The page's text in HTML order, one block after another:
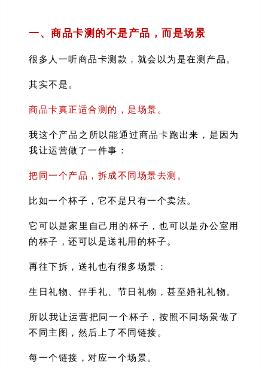
一、商品卡测的不是产品，而是场景
很多人一听商品卡测款，就会以为是在测产品。
其实不是。
商品卡真正适合测的，是场景。
我这个产品之所以能通过商品卡跑出来，是因为
我让运营做了一件事：
把同一个产品，拆成不同场景去测。
比如一个杯子，它不是只有一个卖法。
它可以是家里自己用的杯子，也可以是办公室用
的杯子，还可以是送礼用的杯子。
再往下拆，送礼也有很多场景：
生日礼物、伴手礼、节日礼物，甚至婚礼礼物。
所以我让运营把同一个杯子，按照不同场景做了
不同主图，然后上了不同链接。
每一个链接，对应一个场景。